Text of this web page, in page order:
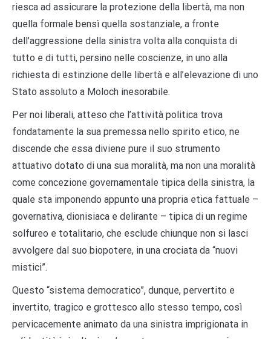
riesca ad assicurare la protezione della libertà, ma non
quella formale bensì quella sostanziale, a fronte
dell’aggressione della sinistra volta alla conquista di
tutto e di tutti, persino nelle coscienze, in uno alla
richiesta di estinzione delle libertà e all’elevazione di uno
Stato assoluto a Moloch inesorabile.
Per noi liberali, atteso che l’attività politica trova
fondatamente la sua premessa nello spirito etico, ne
discende che essa diviene pure il suo strumento
attuativo dotato di una sua moralità, ma non una moralità
come concezione governamentale tipica della sinistra, la
quale sta imponendo appunto una propria etica fattuale –
governativa, dionisiaca e delirante – tipica di un regime
solfureo e totalitario, che esclude chiunque non si lasci
avvolgere dal suo biopotere, in una crociata da “nuovi
mistici”.
Questo “sistema democratico”, dunque, pervertito e
invertito, tragico e grottesco allo stesso tempo, così
pervicacemente animato da una sinistra imprigionata in